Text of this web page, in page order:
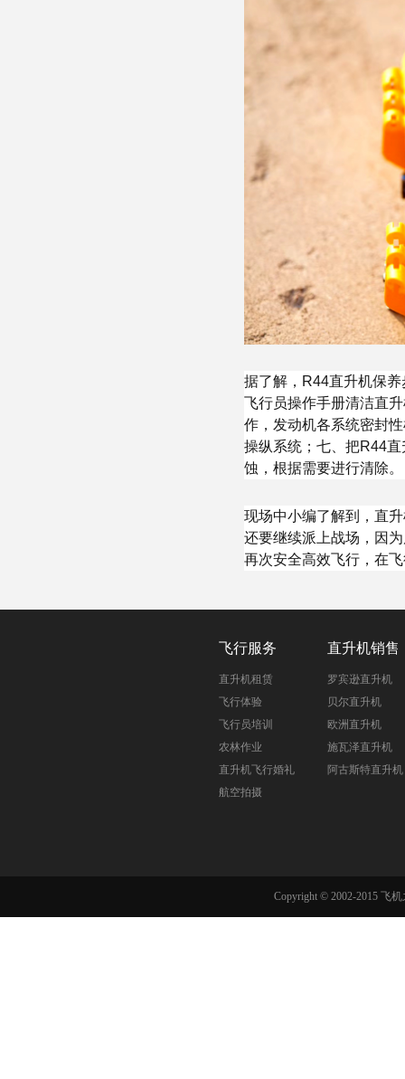
据了解，R44直升机保
飞行员操作手册清洁直
作，发动机各系统密封
操纵系统；七、把R44
蚀，根据需要进行清除。
现场中小编了解到，直
还要继续派上战场，因
再次安全高效飞行，在
飞行服务
直升机租赁
飞行体验
飞行员培训
农林作业
直升机飞行婚礼
航空拍摄
直升机销售
罗宾逊直升机
贝尔直升机
欧洲直升机
施瓦泽直升机
阿古斯特直升机
Copyright © 2002-2015 飞